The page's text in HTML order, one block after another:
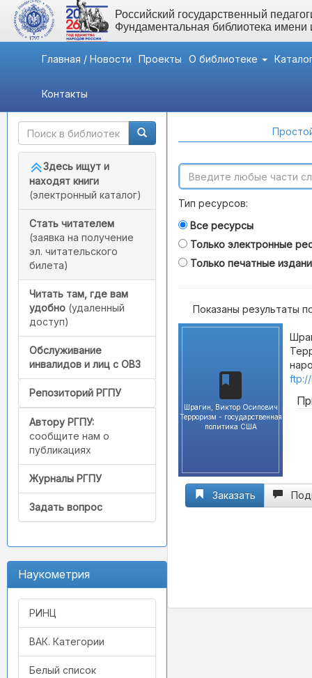
Российский государственный
Фундаментальная библиотека
Главная / Новости Проекты О библиотеке
Контакты
Быстрый доступ
Здесь ищут и
находят книги
(электронный каталог)
Стать читателем
(заявка на получение
эл. читательского
билета)
Читать там, где вам
удобно (удаленный
доступ)
Обслуживание
инвалидов и лиц с ОВЗ
Репозиторий РГПУ
Автору РГПУ:
сообщите нам о
публикациях
Журналы РГПУ
Задать вопрос
Наукометрия
РИНЦ
ВАК. Категории
Белый список
Тип ресурсов:
Все ресурсы
Только электронные
Только печатные
Показаны результаты
Шрагин, Виктор Осипович
Терроризм - государственная
политика США
Заказать